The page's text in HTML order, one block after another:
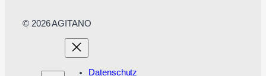
© 2026 AGITANO
Datenschutz